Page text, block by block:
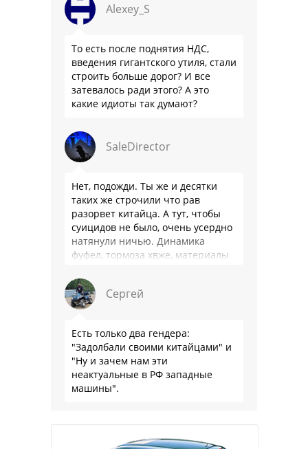
Alexey_S
То есть после поднятия НДС,
введения гигантского утиля, стали
строить больше дорог? И все
затевалось ради этого? А это
какие идиоты так думают?
SaleDirector
Нет, подожди. Ты же и десятки
таких же строчили что рав
разорвет китайца. А тут, чтобы
суицидов не было, очень усердно
натянули ничью. Динамика
фуфел, тормоза хвже, материалы
Сергей
Есть только два гендера:
"Задолбали своими китайцами" и
"Ну и зачем нам эти
неактуальные в РФ западные
машины".